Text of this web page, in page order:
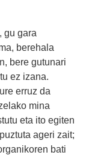
gu gara
berehala
bere gutunari
ez izana.
erruz da
mina
eta ito egiten
ageri zait;
bati